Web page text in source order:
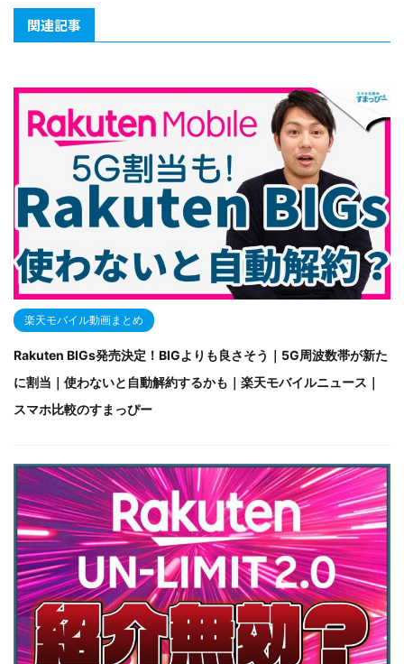
関連記事
楽天モバイル動画まとめ
Rakuten BIGs発売決定！BIGよりも良さそう｜5G周波数帯が新た
に割当｜使わないと自動解約するかも｜楽天モバイルニュース｜
スマホ比較のすまっぴー